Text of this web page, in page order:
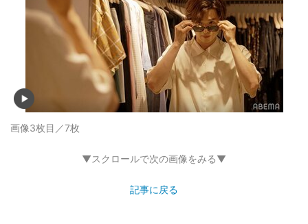
画像3枚目／7枚
▼スクロールで次の画像をみる▼
記事に戻る